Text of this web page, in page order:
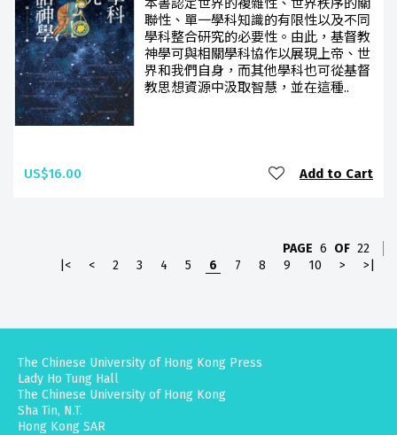
本書認定世界的複雜性、世界秩序的關
聯性、單一學科知識的有限性以及不同
學科整合研究的必要性。由此，基督教
神學可與相關學科協作以展現上帝、世
界和我們自身，而其他學科也可從基督
教思想資源中汲取智慧，並在這種..
US$16.00 Add to Cart
PAGE 6 OF 22
|<
< 2 3 4 5 6 7 8 9 10 > >|
The Chinese University of Hong Kong Press
Lady Ho Tung Hall
The Chinese University of Hong Kong
Sha Tin, N.T.
Hong Kong SAR